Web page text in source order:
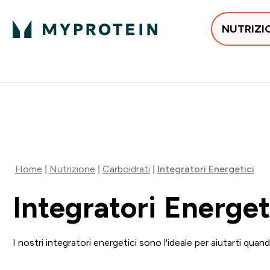
Home Nutrizione Carboidrati Integratori Energetici
Integratori
I nostri integratori energetici sono l'ideale per aiutarti